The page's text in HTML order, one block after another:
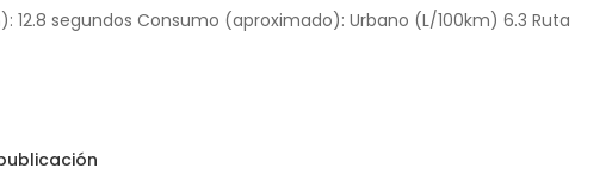
12.8 segundos Consumo (aproximado): Urbano (L/100km) 6.3 Ruta